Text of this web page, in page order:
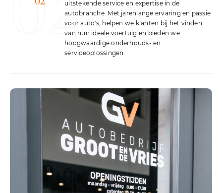
02uitstekende service en expertise in de
autobranche. Met jarenlange ervaring en passie
voor auto's, helpen we klanten bij het vinden
van hun ideale voertuig en bieden we
hoogwaardige onderhouds- en
serviceoplossingen.